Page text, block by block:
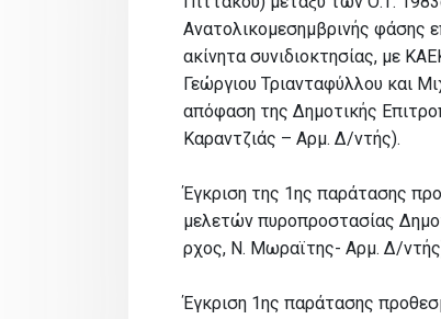
Ανατολικομεσημβρινής φάσης
ακίνητα συνιδιοκτησίας, με
Γεώργιου Τριανταφύλλου και
απόφαση της Δημοτικής
Καραντζιάς – Αρμ. Δ/ντής).
Έγκριση της 1ης παράτασης
μελετών πυροπροστασίας
ρχος, Ν. Μωραϊτης- Αρμ. Δ/
Έγκριση 1ης παράτασης